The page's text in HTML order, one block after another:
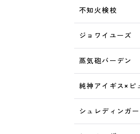
不知火検校
ジョワイユーズ
蒸気砲バーデン
純神アイギス×ピ
シュレディンガー